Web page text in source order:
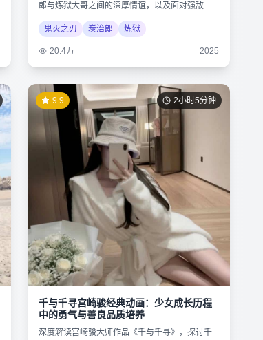
郎与炼狱大哥之间的深厚情谊，以及面对强敌时
的不屈精神。
鬼灭之刃
炭治郎 炼狱
20.4万 2025
2小时5分钟
9.9
千与千寻宫崎骏经典动画：少女成长历程
中的勇气与善良品质培养
深度解读宫崎骏大师作品《千与千寻》，探讨千